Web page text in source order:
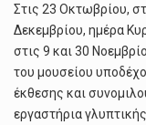
Στις 23 Οκτωβρίου,
Δεκεμβρίου, ημέρα
στις 9 και 30
του μουσείου
έκθεσης και
εργαστήρια